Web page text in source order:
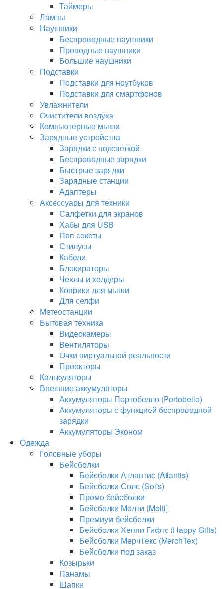
Таймеры
Лампы
Наушники
Беспроводные наушники
Проводные наушники
Большие наушники
Подставки
Подставки для ноутбуков
Подставки для смартфонов
Увлажнители
Очистители воздуха
Компьютерные мыши
Зарядные устройства
Зарядки с подсветкой
Беспроводные зарядки
Быстрые зарядки
Зарядные станции
Адаптеры
Аксессуары для техники
Салфетки для экранов
Хабы для USB
Поп сокеты
Стилусы
Кабели
Блокираторы
Чехлы и холдеры
Коврики для мыши
Для селфи
Метеостанции
Бытовая техника
Видеокамеры
Вентиляторы
Очки виртуальной реальности
Проекторы
Калькуляторы
Внешние аккумуляторы
Аккумуляторы Портобелло (Portobello)
Аккумуляторы с функцией беспроводной
зарядки
Аккумуляторы Эконом
Одежда
Головные уборы
Бейсболки
Бейсболки Атлантис (Atlantis)
Бейсболки Солс (Sol's)
Промо бейсболки
Бейсболки Молти (Molti)
Премиум бейсболки
Бейсболки Хеппи Гифтс (Happy Gifts)
Бейсболки МерчТекс (MerchTex)
Бейсболки под заказ
Козырьки
Панамы
Шапки